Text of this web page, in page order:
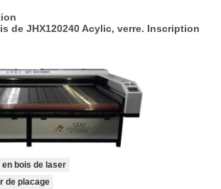
de JHX120240 Acylic, verre. Inscription
bois de laser
de placage